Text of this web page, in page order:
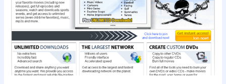
prisión
administradores
del
sitio